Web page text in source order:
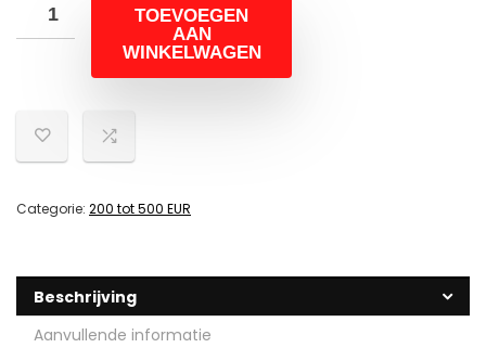
TOEVOEGEN
AAN
WINKELWAGEN
Categorie: 200 tot 500 EUR
Beschrijving
Aanvullende informatie